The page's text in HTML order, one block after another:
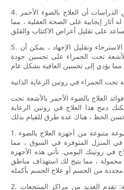
4. الرفاهية الذهنية: اقترحت بعض الدراسات أن العلاج بالضوء الأحمر
آثار إيجابية على الصحة العقلية ، مما
5. تحسين النوم: من خلال تعزيز الاسترخاء وتقليل الإجهاد ، يمكن أن
الأشعة تحت الحمراء على تحسين جودة
تحت الحمراء في روتين الرعاية الذاتية
العلاج بالضوء الأحمر بالأشعة تحت
دمج هذا العلاج في روتين الرعاية
1. الأجهزة في المنزل: هناك مجموعة متنوعة من أجهزة العلاج بالضوء
في المنزل المتوفرة في السوق ، مما
في روتينك اليومي. تأتي هذه الأجهزة
، مما يتيح لك استهداف مناطق
محددة من الجسم أو علاج الجسم بأكمله.
2. مراكز المنتجع الصحي والعافية: تقدم العديد من مراكز المنتجعات